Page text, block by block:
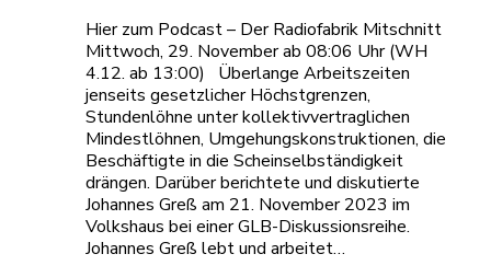
Hier zum Podcast – Der Radiofabrik Mitschnitt
Mittwoch, 29. November ab 08:06 Uhr (WH
4.12. ab 13:00) Überlange Arbeitszeiten
jenseits gesetzlicher Höchstgrenzen,
Stundenlöhne unter kollektivvertraglichen
Mindestlöhnen, Umgehungskonstruktionen, die
Beschäftigte in die Scheinselbständigkeit
drängen. Darüber berichtete und diskutierte
Johannes Greß am 21. November 2023 im
Volkshaus bei einer GLB-Diskussionsreihe.
Johannes Greß lebt und arbeitet…